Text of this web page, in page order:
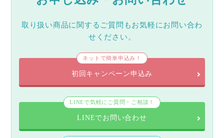
取り扱い商品に関するご質問もお気軽にお問い合わ
せください。
ネットで簡単申込み！
初回キャンペーン申込み
LINEで気軽にご質問・ご相談！
LINEでお問い合わせ